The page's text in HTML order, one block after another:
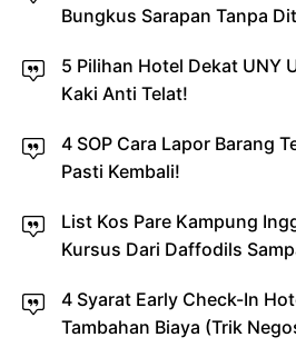
Bungkus Sarapan Tanpa
5 Pilihan Hotel Dekat UNY
Kaki Anti Telat!
4 SOP Cara Lapor Barang
Pasti Kembali!
List Kos Pare Kampung
Kursus Dari Daffodils
4 Syarat Early Check-In
Tambahan Biaya (Trik